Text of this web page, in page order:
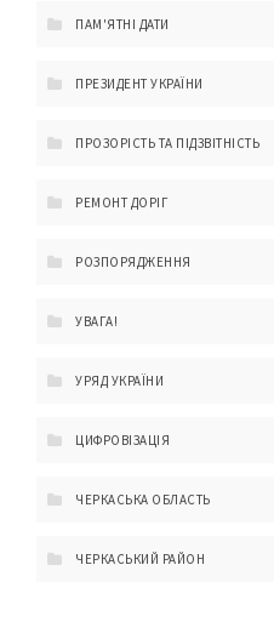
ПАМ'ЯТНІ ДАТИ
ПРЕЗИДЕНТ УКРАЇНИ
ПРОЗОРІСТЬ ТА ПІДЗВІТНІСТЬ
РЕМОНТ ДОРІГ
РОЗПОРЯДЖЕННЯ
УВАГА!
УРЯД УКРАЇНИ
ЦИФРОВІЗАЦІЯ
ЧЕРКАСЬКА ОБЛАСТЬ
ЧЕРКАСЬКИЙ РАЙОН